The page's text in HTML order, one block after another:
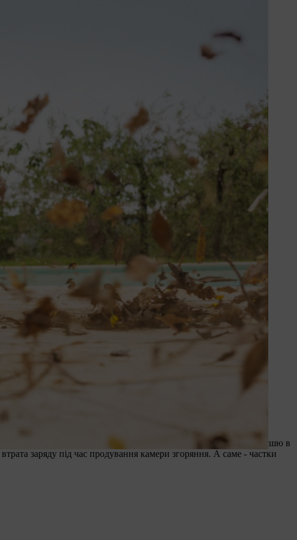
таких як наприклад бензол і
завдяки оптимальній
менше незгорілого бензину – тому
ніж у «звичайного»
ключові дані
утворюється менше
Mix.
Stage V.
що не містить палива, між згорілим паливом та свіжою сумішшю в
заряду під час продування камери згоряння. А саме - частки